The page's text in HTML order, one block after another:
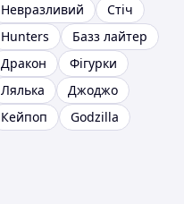
Невразливий
Стіч
Hunters
Базз лайтер
Дракон
Фігурки
Лялька
Джоджо
Кейпоп
Godzilla